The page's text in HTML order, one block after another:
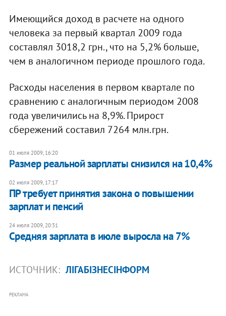
Имеющийся доход в расчете на одного
человека за первый квартал 2009 года
составлял 3018,2 грн., что на 5,2% больше,
чем в аналогичном периоде прошлого года.
Расходы населения в первом квартале по
сравнению с аналогичным периодом 2008
года увеличились на 8,9%. Прирост
сбережений составил 7264 млн.грн.
01 июля 2009, 16:20
Размер реальной зарплаты снизился на 10,4%
02 июля 2009, 17:17
ПР требует принятия закона о повышении
зарплат и пенсий
24 июля 2009, 20:31
Средняя зарплата в июле выросла на 7%
ИСТОЧНИК: ЛІГАБІЗНЕСІНФОРМ
РЕКЛАМА